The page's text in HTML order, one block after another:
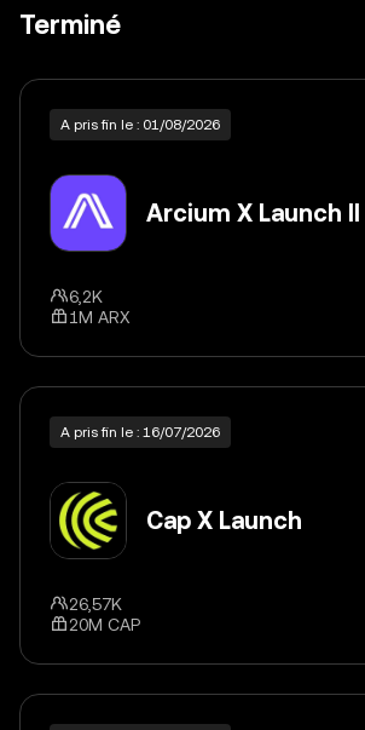
Terminé
A pris fin le : 01/08/2026
Arcium X Launch II
6,2K
1M ARX
A pris fin le : 16/07/2026
Cap X Launch
26,57K
20M CAP